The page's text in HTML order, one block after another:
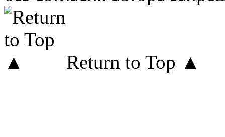
Return to Top ▲